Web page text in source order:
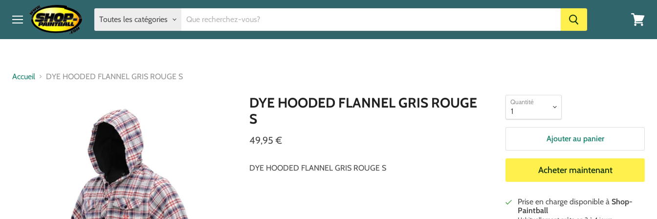
Menu
Toutes les catégories
le
Accueil DYE HOODED FLANNEL GRIS ROUGE S
DYE HOODED FLANNEL GRIS ROUGE
S
49,95 €
DYE HOODED FLANNEL GRIS ROUGE S
Quantité
Ajouter au panier
Acheter maintenant
Prise en charge disponible àShop-
Paintball